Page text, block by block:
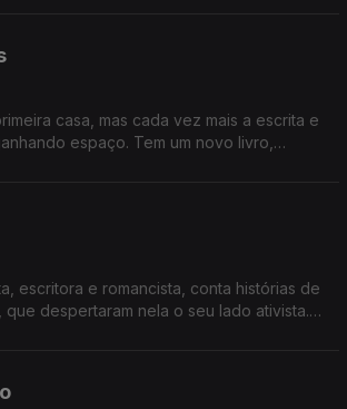
casa, mas cada vez mais a escrita e
espaço. Tem um novo livro,
escritora e romancista, conta histórias de
que despertaram nela o seu lado ativista.